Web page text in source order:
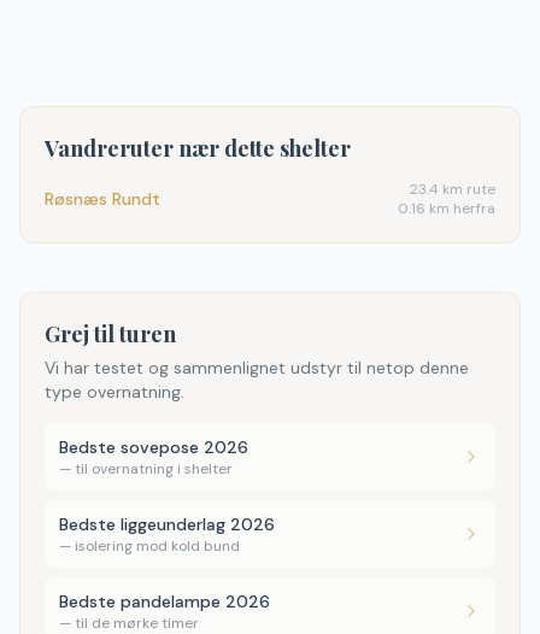
Vandreruter nær dette shelter
Røsnæs Rundt 23.4 km rute
0.16 km herfra
Grej til turen
Vi har testet og sammenlignet udstyr til netop denne
type overnatning.
Bedste sovepose 2026
— til overnatning i shelter
Bedste liggeunderlag 2026
— isolering mod kold bund
Bedste pandelampe 2026
— til de mørke timer